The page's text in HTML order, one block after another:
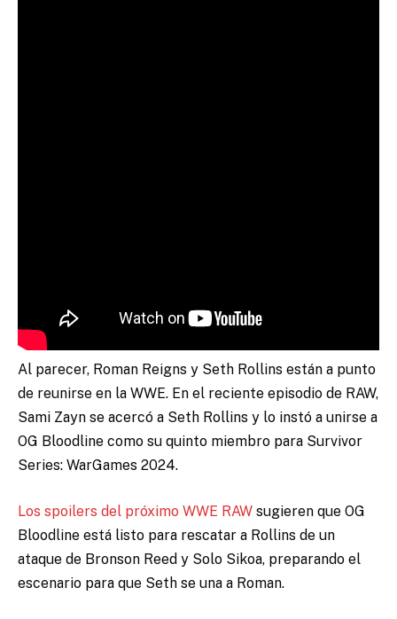
Al parecer, Roman Reigns y Seth Rollins están a punto
de reunirse en la WWE. En el reciente episodio de RAW,
Sami Zayn se acercó a Seth Rollins y lo instó a unirse a
OG Bloodline como su quinto miembro para Survivor
Series: WarGames 2024.
Los spoilers del próximo WWE RAW sugieren que OG
Bloodline está listo para rescatar a Rollins de un
ataque de Bronson Reed y Solo Sikoa, preparando el
escenario para que Seth se una a Roman.